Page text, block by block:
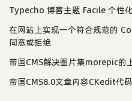
Typecho 博客主题 Facile 个性
在网站上实现一个符合规范的
同意或拒绝
帝国CMS解决图片集morepic的
帝国CMS8.0文章内容CKedit代